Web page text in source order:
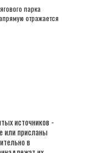
парка
отражается
источников -
или присланы
в